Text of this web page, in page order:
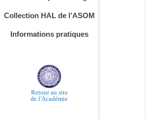
Collection HAL de l’ASOM
Informations pratiques
Retour au site
de l'Académie